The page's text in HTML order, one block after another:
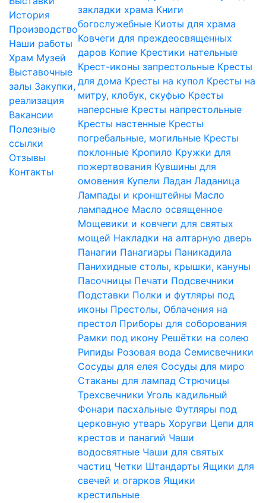
История
Производство
Наши работы
Храм Музей
Выставочные
залы Закупки,
реализация
Вакансии
Полезные
ссылки
Отзывы
Контакты
закладки храма Книги
богослужебные Киоты для храма
Ковчеги для преждеосвященных
даров Копие Крестики нательные
Крест-иконы запрестольные Кресты
для дома Кресты на купол Кресты на
митру, клобук, скуфью Кресты
наперсные Кресты напрестольные
Кресты настенные Кресты
погребальные, могильные Кресты
поклонные Кропило Кружки для
пожертвования Кувшины для
омовения Купели Ладан Ладаница
Лампады и кронштейны Масло
лампадное Масло освященное
Мощевики и ковчеги для святых
мощей Накладки на алтарную дверь
Панагии Панагиары Паникадила
Панихидные столы, крышки, кануны
Пасочницы Печати Подсвечники
Подставки Полки и футляры под
иконы Престолы, Облачения на
престол Приборы для соборования
Рамки под икону Решётки на солею
Рипиды Розовая вода Семисвечники
Сосуды для елея Сосуды для миро
Стаканы для лампад Стрючицы
Трехсвечники Уголь кадильный
Фонари пасхальные Футляры под
церковную утварь Хоругви Цепи для
крестов и панагий Чаши
водосвятные Чаши для святых
частиц Четки Штандарты Ящики для
свечей и огарков Ящики
крестильные